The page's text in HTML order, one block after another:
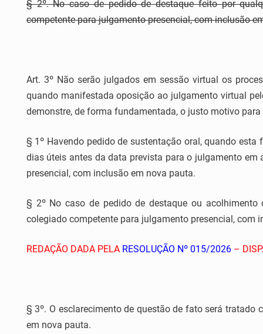
§ 2º. No caso de pedido de destaque feito por
competente para julgamento presencial, com inclusão
Art. 3º Não serão julgados em sessão virtual os
quando manifestada oposição ao julgamento virtual
demonstre, de forma fundamentada, o justo motivo
§ 1º Havendo pedido de sustentação oral, quando
dias úteis antes da data prevista para o julgamento
presencial, com inclusão em nova pauta.
§ 2º No caso de pedido de destaque ou
colegiado competente para julgamento presencial, com
REDAÇÃO DADA PELA RESOLUÇÃO Nº 015/2026 –
§ 3º. O esclarecimento de questão de fato será
em nova pauta.